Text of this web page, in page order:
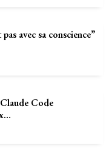
avec sa conscience”
Code